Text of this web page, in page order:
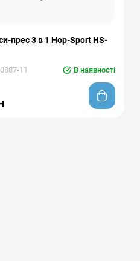
прес 3 в 1 Hop-Sport HS-
11 В наявності